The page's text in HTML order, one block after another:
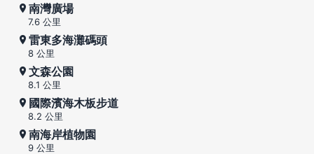
南灣廣場
7.6 公里
雷東多海灘碼頭
8 公里
文森公園
8.1 公里
國際濱海木板步道
8.2 公里
南海岸植物園
9 公里